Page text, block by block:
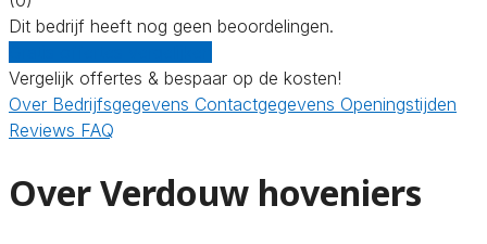
Dit bedrijf heeft nog geen beoordelingen.
Vergelijk offertes & bespaar op de kosten!
Over Bedrijfsgegevens Contactgegevens Openingstijden
Reviews FAQ
Over Verdouw hoveniers